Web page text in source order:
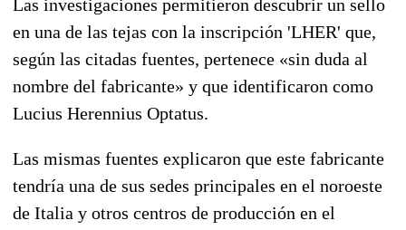
Las investigaciones permitieron descubrir un sello
en una de las tejas con la inscripción 'LHER' que,
según las citadas fuentes, pertenece «sin duda al
nombre del fabricante» y que identificaron como
Lucius Herennius Optatus.
Las mismas fuentes explicaron que este fabricante
tendría una de sus sedes principales en el noroeste
de Italia y otros centros de producción en el